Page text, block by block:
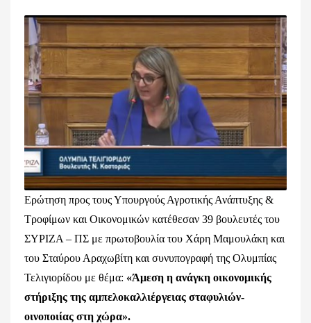
Ερώτηση προς τους Υπουργούς Αγροτικής Ανάπτυξης &
Τροφίμων και Οικονομικών κατέθεσαν 39 βουλευτές του
ΣΥΡΙΖΑ – ΠΣ με πρωτοβουλία του Χάρη Μαμουλάκη και
του Σταύρου Αραχωβίτη και συνυπογραφή της Ολυμπίας
Τελιγιορίδου με θέμα: «Άμεση η ανάγκη οικονομικής
στήριξης της αμπελοκαλλιέργειας σταφυλιών-
οινοποιίας στη χώρα».